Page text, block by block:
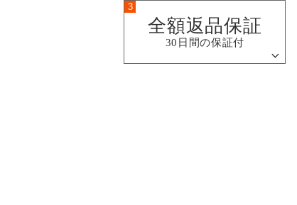
3
全額返品保証
30日間の保証付